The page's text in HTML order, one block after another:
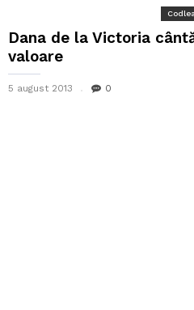
Codlea
Dana de la Victoria
valoare
5 august 2013 0